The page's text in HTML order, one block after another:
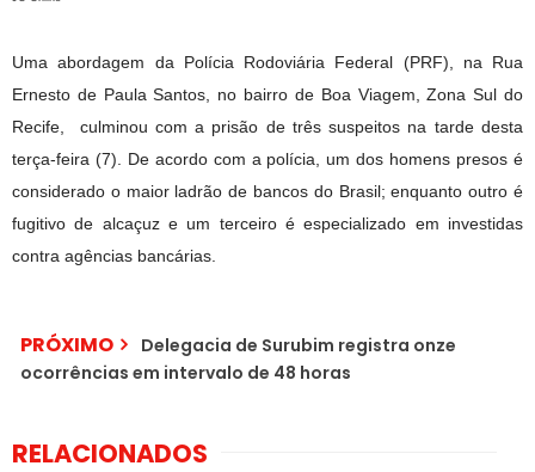
Uma abordagem da Polícia Rodoviária Federal (PRF), na Rua
Ernesto de Paula Santos, no bairro de Boa Viagem, Zona Sul do
Recife, culminou com a prisão de três suspeitos na tarde desta
terça-feira (7). De acordo com a polícia, um dos homens presos é
considerado o maior ladrão de bancos do Brasil; enquanto outro é
fugitivo de alcaçuz e um terceiro é especializado em investidas
contra agências bancárias.
PRÓXIMO
Delegacia de Surubim registra onze
ocorrências em intervalo de 48 horas
RELACIONADOS